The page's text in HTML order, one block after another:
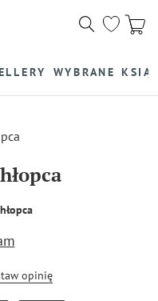
WYBRANE
opinię